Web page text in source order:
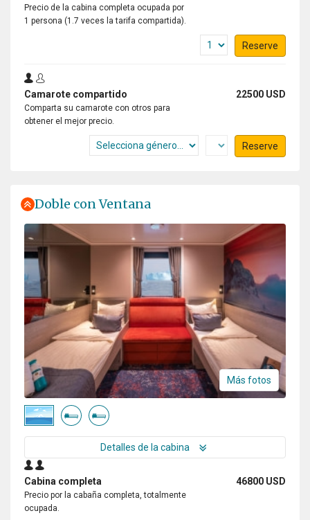
Precio de la cabina completa ocupada por
1 persona (1.7 veces la tarifa compartida).
Reserve
Camarote compartido 22500 USD
Comparta su camarote con otros para
obtener el mejor precio.
Reserve
Doble con Ventana
Más fotos
Detalles de la cabina
Cabina completa 46800 USD
Precio por la cabaña completa, totalmente
ocupada.